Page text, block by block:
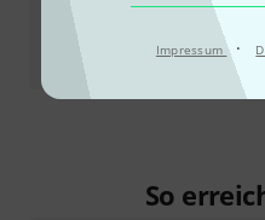
Impressum ·
So